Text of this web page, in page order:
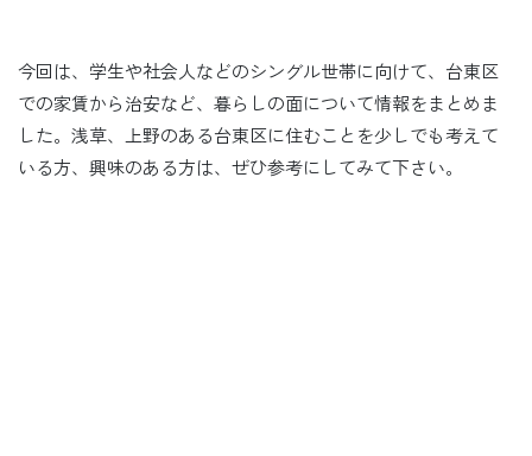
今回は、学生や社会人などのシングル世帯に向けて、台東区
での家賃から治安など、暮らしの面について情報をまとめま
した。浅草、上野のある台東区に住むことを少しでも考えて
いる方、興味のある方は、ぜひ参考にしてみて下さい。